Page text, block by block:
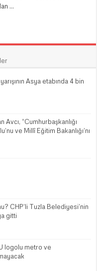
…
Asya etabında 4 bin
Avcı, “Cumhurbaşkanlığı
ve Millî Eğitim Bakanlığı’nı
CHP’li Tuzla Belediyesi’nin
gitti
U logolu metro ve